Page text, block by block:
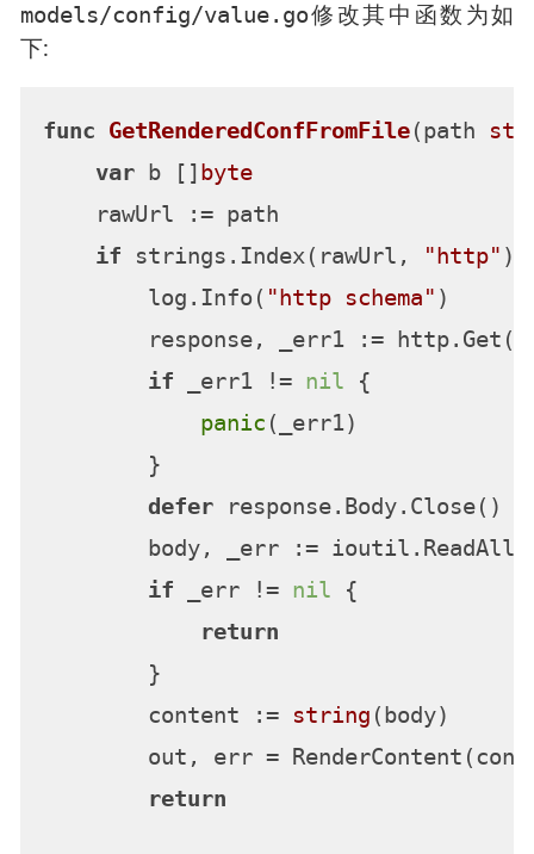
models/config/value.go修改其中函数为如
下:
func GetRenderedConfFromFile(path
var b []byte
    rawUrl := path
if strings.Index(rawUrl, "http" )
        log.Info(
"http schema" )
response, _err1 :=
if _err1 != nil {
panic (_err1)
        }
defer response.Body.Close()
body, _err :=
if _err != nil {
return
        }
        content :=
string (body)
out, err =
return